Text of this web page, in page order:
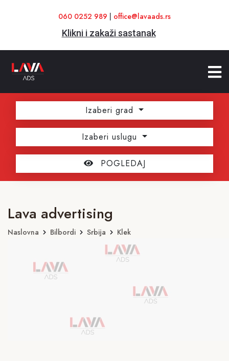
060 0252 989 office@lavaads.rs
Klikni i zakaži sastanak
Izaberi grad
Izaberi uslugu
POGLEDAJ
Lava advertising
Naslovna Bilbordi Srbija Klek